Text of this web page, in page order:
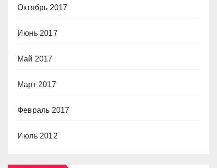
Октябрь 2017
Июнь 2017
Май 2017
Март 2017
Февраль 2017
Июль 2012